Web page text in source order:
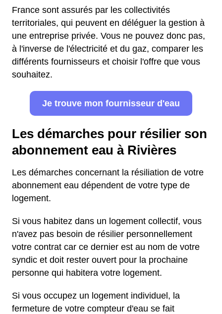
France sont assurés par les collectivités
territoriales, qui peuvent en déléguer la gestion à
une entreprise privée. Vous ne pouvez donc pas,
à l'inverse de l'électricité et du gaz, comparer les
différents fournisseurs et choisir l'offre que vous
souhaitez.
Je trouve mon fournisseur d'eau
Les démarches pour résilier son
abonnement eau à Rivières
Les démarches concernant la résiliation de votre
abonnement eau dépendent de votre type de
logement.
Si vous habitez dans un logement collectif, vous
n'avez pas besoin de résilier personnellement
votre contrat car ce dernier est au nom de votre
syndic et doit rester ouvert pour la prochaine
personne qui habitera votre logement.
Si vous occupez un logement individuel, la
fermeture de votre compteur d'eau se fait